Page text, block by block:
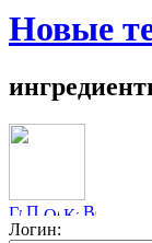
Новые
Логин: